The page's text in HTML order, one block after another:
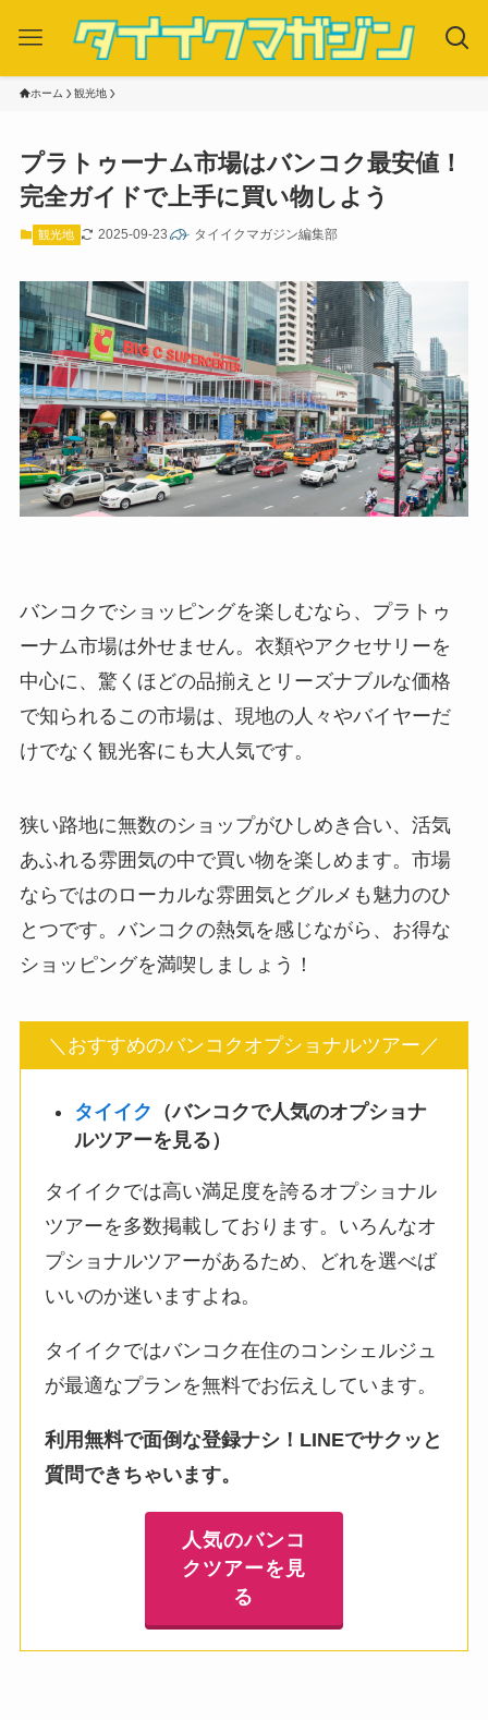
ホーム 観光地
プラトゥーナム市場はバンコク最安値！
完全ガイドで上手に買い物しよう
観光地 2025-09-23 タイイクマガジン編集部
バンコクでショッピングを楽しむなら、プラトゥ
ーナム市場は外せません。衣類やアクセサリーを
中心に、驚くほどの品揃えとリーズナブルな価格
で知られるこの市場は、現地の人々やバイヤーだ
けでなく観光客にも大人気です。
狭い路地に無数のショップがひしめき合い、活気
あふれる雰囲気の中で買い物を楽しめます。市場
ならではのローカルな雰囲気とグルメも魅力のひ
とつです。バンコクの熱気を感じながら、お得な
ショッピングを満喫しましょう！
＼おすすめのバンコクオプショナルツアー／
タイイク
（バンコクで人気のオプショナ
ルツアーを見る）
タイイクでは高い満足度を誇るオプショナル
ツアーを多数掲載しております。いろんなオ
プショナルツアーがあるため、どれを選べば
いいのか迷いますよね。
タイイクではバンコク在住のコンシェルジュ
が最適なプランを無料でお伝えしています。
利用無料で面倒な登録ナシ！LINEでサクッと
質問できちゃいます。
人気のバンコ
クツアーを見
る